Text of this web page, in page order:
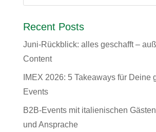
Recent Posts
Juni-Rückblick: alles geschafft –
Content
IMEX 2026: 5 Takeaways für Deine
Events
B2B-Events mit italienischen
und Ansprache